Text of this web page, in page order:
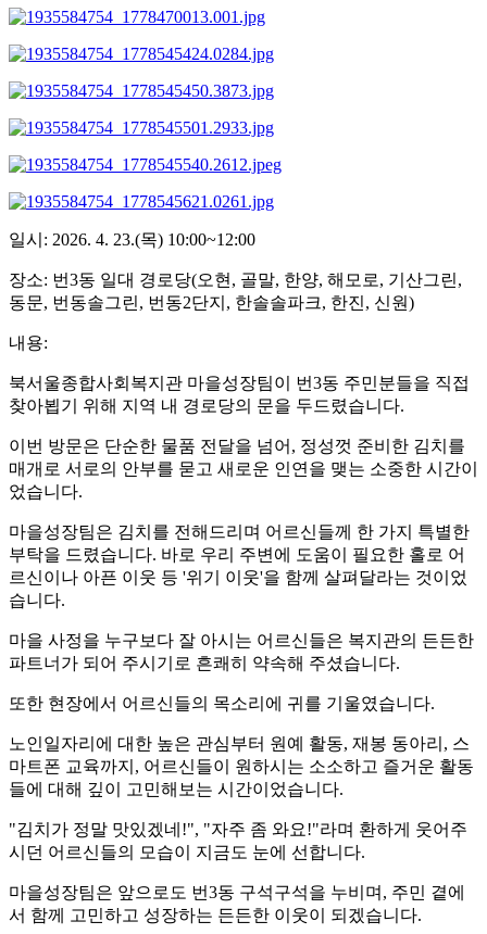
일시: 2026. 4. 23.(목) 10:00~12:00
장소: 번3동 일대 경로당(오현, 골말, 한양, 해모로, 기산그린,
동문, 번동솔그린, 번동2단지, 한솔솔파크, 한진, 신원)
내용:
북서울종합사회복지관 마을성장팀이 번3동 주민분들을 직접
찾아뵙기 위해 지역 내 경로당의 문을 두드렸습니다.
이번 방문은 단순한 물품 전달을 넘어, 정성껏 준비한 김치를
매개로 서로의 안부를 묻고 새로운 인연을 맺는 소중한 시간이
었습니다.
마을성장팀은 김치를 전해드리며 어르신들께 한 가지 특별한
부탁을 드렸습니다. 바로 우리 주변에 도움이 필요한 홀로 어
르신이나 아픈 이웃 등 '위기 이웃'을 함께 살펴달라는 것이었
습니다.
마을 사정을 누구보다 잘 아시는 어르신들은 복지관의 든든한
파트너가 되어 주시기로 흔쾌히 약속해 주셨습니다.
또한 현장에서 어르신들의 목소리에 귀를 기울였습니다.
노인일자리에 대한 높은 관심부터 원예 활동, 재봉 동아리, 스
마트폰 교육까지, 어르신들이 원하시는 소소하고 즐거운 활동
들에 대해 깊이 고민해보는 시간이었습니다.
"김치가 정말 맛있겠네!", "자주 좀 와요!"라며 환하게 웃어주
시던 어르신들의 모습이 지금도 눈에 선합니다.
마을성장팀은 앞으로도 번3동 구석구석을 누비며, 주민 곁에
서 함께 고민하고 성장하는 든든한 이웃이 되겠습니다.